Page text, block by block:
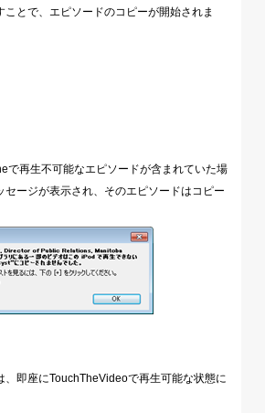
ことで、エピソードのコピーが開始されま
で再生不可能なエピソードが含まれていた場
セージが表示され、そのエピソードはコピー
、即座にTouchTheVideoで再生可能な状態に